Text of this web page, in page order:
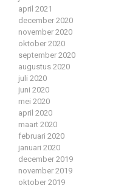
april 2021
december 2020
november 2020
oktober 2020
september 2020
augustus 2020
juli 2020
juni 2020
mei 2020
april 2020
maart 2020
februari 2020
januari 2020
december 2019
november 2019
oktober 2019